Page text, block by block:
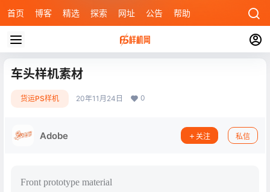
首页 博客 精选 探索 网址 公告 帮助
车头样机素材
货运PS样机 20年11月24日 0
Adobe 关注 私信
Front prototype material